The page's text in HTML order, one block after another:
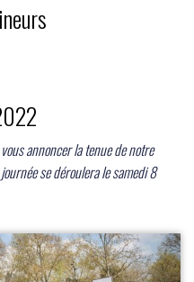
annoncer la tenue de notre
se déroulera le samedi 8